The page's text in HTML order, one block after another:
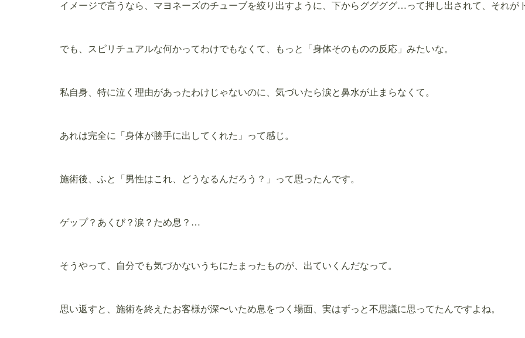
イメージで言うなら、マヨネーズのチューブを絞り出すように、下からググググ…って押し出されて、それが
でも、スピリチュアルな何かってわけでもなくて、もっと「身体そのものの反応」みたいな。
私自身、特に泣く理由があったわけじゃないのに、気づいたら涙と鼻水が止まらなくて。
あれは完全に「身体が勝手に出してくれた」って感じ。
施術後、ふと「男性はこれ、どうなるんだろう？」って思ったんです。
ゲップ？あくび？涙？ため息？…
そうやって、自分でも気づかないうちにたまったものが、出ていくんだなって。
思い返すと、施術を終えたお客様が深〜いため息をつく場面、実はずっと不思議に思ってたんですよね。